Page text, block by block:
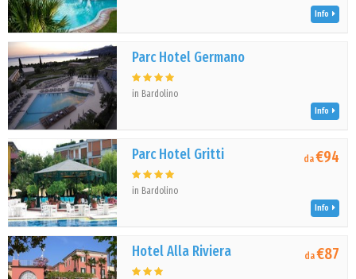
Info
Parc Hotel Germano
in Bardolino
Info
Parc Hotel Gritti
in Bardolino
da€94
Info
Hotel Alla Riviera da€87